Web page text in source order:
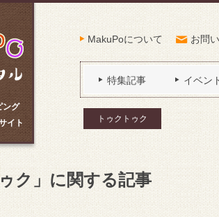
ング
イト
MakuPoについて お問
特集記事 イベン
トゥクトゥク
ク」に関する記事